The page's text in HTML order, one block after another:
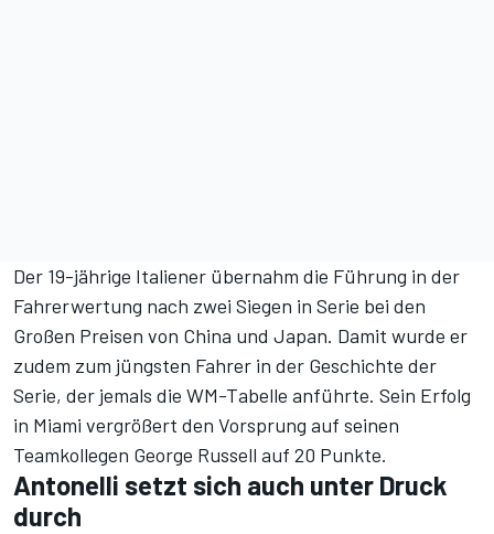
Der 19-jährige Italiener übernahm die Führung in der
Fahrerwertung nach zwei Siegen in Serie bei den
Großen Preisen von China und Japan. Damit wurde er
zudem zum jüngsten Fahrer in der Geschichte der
Serie, der jemals die WM-Tabelle anführte. Sein Erfolg
in Miami vergrößert den Vorsprung auf seinen
Teamkollegen George Russell auf 20 Punkte.
Antonelli setzt sich auch unter Druck
durch